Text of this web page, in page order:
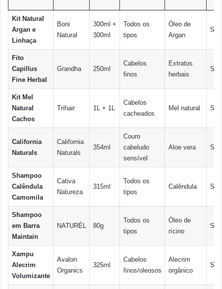
Kit Natural
Argan e
Linhaça
Boni
Natural
300ml +
300ml
Todos os
tipos
Óleo de
Argan
Sim
Fito
Capillus
Fine Herbal
Grandha 250ml
Cabelos
finos
Extratos
herbais
Sim
Kit Mel
Natural
Cachos
Trihair 1L + 1L
Cabelos
cacheados
Mel natural Sim
California
Naturals
California
Naturals
354ml
Couro
cabeludo
sensível
Aloe vera Sim
Shampoo
Calêndula
Camomila
Cativa
Natureza
315ml
Todos os
tipos
Calêndula Sim
Shampoo
em Barra
Maintain
NATURÉL 80g
Todos os
tipos
Óleo de
rícino
Sim
Xampu
Alecrim
Volumizante
Avalon
Organics
325ml
Cabelos
finos/oleosos
Alecrim
orgânico
Sim